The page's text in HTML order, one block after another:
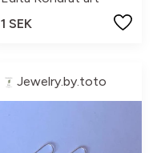
1 SEK
Jewelry.by.toto